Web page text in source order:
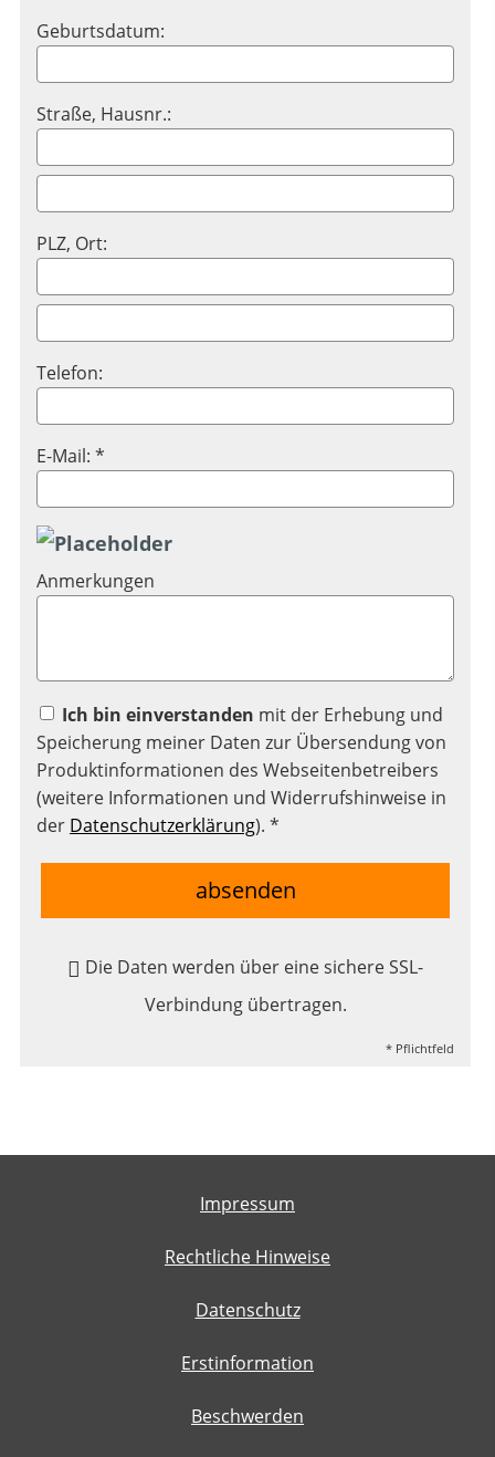
Geburtsdatum:
Straße, Hausnr.:
PLZ, Ort:
Telefon:
E-Mail: *
Anmerkungen
Ich bin einverstanden mit der Erhebung und
Speicherung meiner Daten zur Übersendung von
Produktinformationen des Webseitenbetreibers
(weitere Informationen und Widerrufshinweise in
der Datenschutzerklärung). *
absenden
Die Daten werden über eine sichere SSL-
Verbindung übertragen.
* Pflichtfeld
Impressum
Rechtliche Hinweise
Datenschutz
Erstinformation
Beschwerden